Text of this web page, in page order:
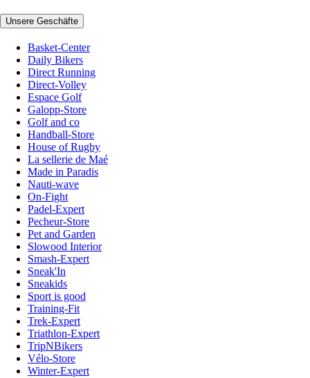
Unsere Geschäfte
Basket-Center
Daily Bikers
Direct Running
Direct-Volley
Espace Golf
Galopp-Store
Golf and co
Handball-Store
House of Rugby
La sellerie de Maé
Made in Paradis
Nauti-wave
On-Fight
Padel-Expert
Pecheur-Store
Pet and Garden
Slowood Interior
Smash-Expert
Sneak'In
Sneakids
Sport is good
Training-Fit
Trek-Expert
Triathlon-Expert
TripNBikers
Vélo-Store
Winter-Expert